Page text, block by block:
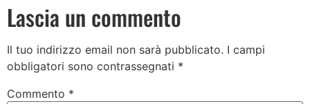
Lascia un commento
Il tuo indirizzo email non sarà pubblicato. I campi
obbligatori sono contrassegnati *
Commento *